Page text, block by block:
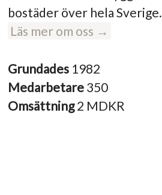
bostäder över hela Sverige.
Läs mer om oss →
Grundades 1982
Medarbetare 350
Omsättning2 MDKR